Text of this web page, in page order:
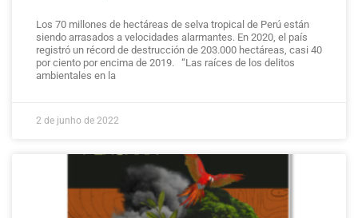
Los 70 millones de hectáreas de selva tropical de Perú están
siendo arrasados a velocidades alarmantes. En 2020, el país
registró un récord de destrucción de 203.000 hectáreas, casi 40
por ciento por encima de 2019. “Las raíces de los delitos
ambientales en la
2 de junho de 2022